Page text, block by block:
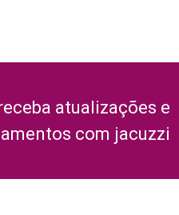
atualizações e
com jacuzzi